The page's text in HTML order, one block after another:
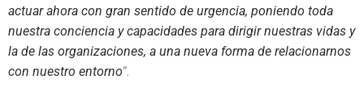
actuar ahora con gran sentido de urgencia, poniendo toda
nuestra conciencia y capacidades para dirigir nuestras vidas y
la de las organizaciones, a una nueva forma de relacionarnos
con nuestro entorno”.